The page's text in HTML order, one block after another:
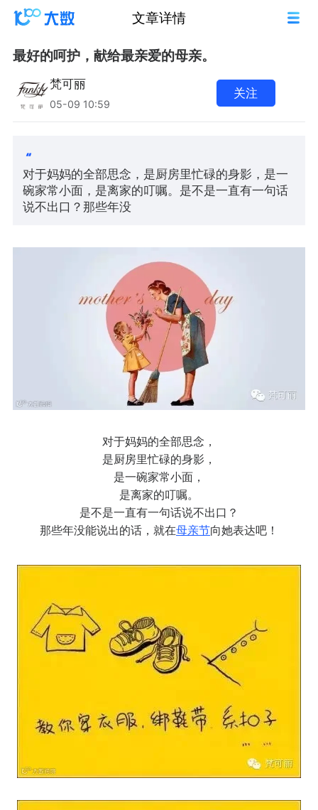
文章详情
最好的呵护，献给最亲爱的母亲。
梵可丽
05-09 10:59
关注
对于妈妈的全部思念，是厨房里忙碌的身影，是一
碗家常小面，是离家的叮嘱。是不是一直有一句话
说不出口？那些年没
对于妈妈的全部思念，
是厨房里忙碌的身影，
是一碗家常小面，
是离家的叮嘱。
是不是一直有一句话说不出口？
那些年没能说出的话，就在母亲节向她表达吧！